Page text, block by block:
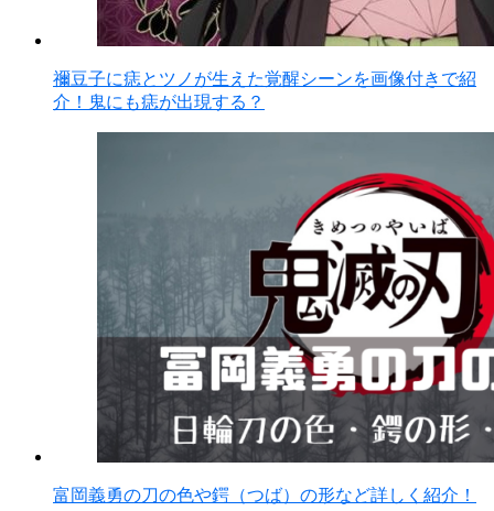
禰豆子に痣とツノが生えた覚醒シーンを画像付きで紹
介！鬼にも痣が出現する？
富岡義勇の刀の色や鍔（つば）の形など詳しく紹介！